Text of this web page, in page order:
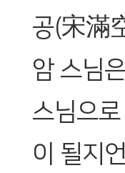
공(宋滿
암 스님
스님으
이 될지